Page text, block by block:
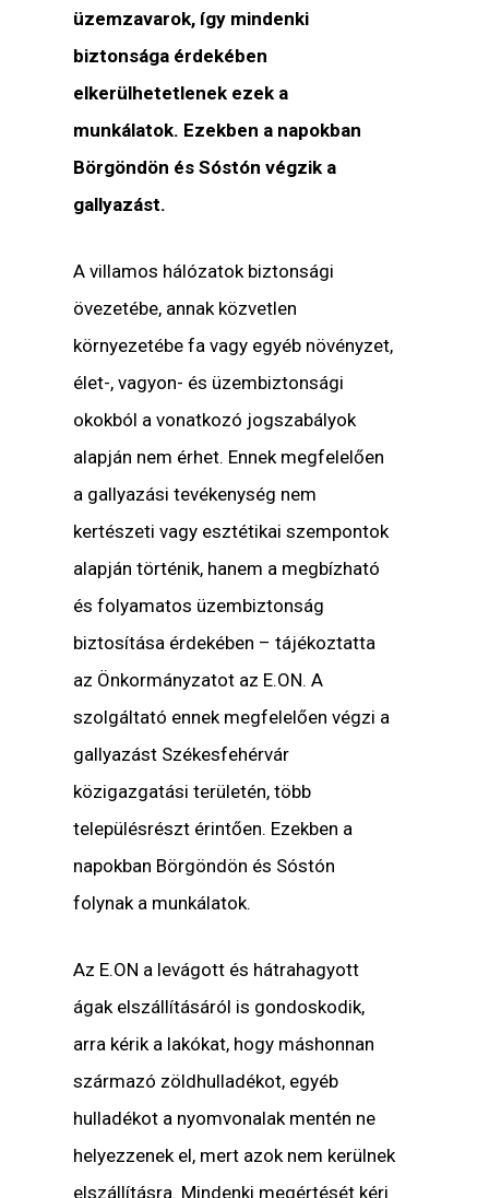
üzemzavarok, így mindenki
biztonsága érdekében
elkerülhetetlenek ezek a
munkálatok. Ezekben a napokban
Börgöndön és Sóstón végzik a
gallyazást.
A villamos hálózatok biztonsági
övezetébe, annak közvetlen
környezetébe fa vagy egyéb növényzet,
élet-, vagyon- és üzembiztonsági
okokból a vonatkozó jogszabályok
alapján nem érhet. Ennek megfelelően
a gallyazási tevékenység nem
kertészeti vagy esztétikai szempontok
alapján történik, hanem a megbízható
és folyamatos üzembiztonság
biztosítása érdekében – tájékoztatta
az Önkormányzatot az E.ON. A
szolgáltató ennek megfelelően végzi a
gallyazást Székesfehérvár
közigazgatási területén, több
településrészt érintően. Ezekben a
napokban Börgöndön és Sóstón
folynak a munkálatok.
Az E.ON a levágott és hátrahagyott
ágak elszállításáról is gondoskodik,
arra kérik a lakókat, hogy máshonnan
származó zöldhulladékot, egyéb
hulladékot a nyomvonalak mentén ne
helyezzenek el, mert azok nem kerülnek
elszállításra. Mindenki megértését kéri